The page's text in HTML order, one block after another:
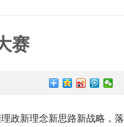
赛
政新理念新思路新战略，落